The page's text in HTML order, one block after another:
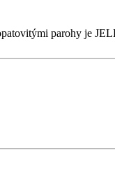
parohy je